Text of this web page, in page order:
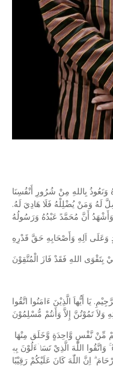
وَنَعُوذُ بِاللهِ مِنْ شُرُورِ أَنْفُسِنَا
لَهُ وَمَنْ يُضْلِلْهُ فَلَا هَادِيَ لَهُ.
وَعَلَى اَلِهِ وَأَصْحَابِهِ حَقَّ قَدْرِهِ
بِتَقْوَى اللهِ فَقَدْ فَازَ الْمُتَّقِوْنَ
يَا أَيُّهاَ الَّذِيْنَ ءَامَنُوا اتَّقُوا
اللّٰهَ الَّذِيْ تَسَاۤءَلُوْنَ بِهٖ